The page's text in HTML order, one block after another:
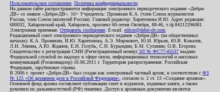
Пользовательское соглашение Политика конфиденциальности
На данном сайте распространяется информация электронного периодического издания «Дебри-
ДВ» со знаком «Дебри-ДВ». 16+ Учредитель: Пронякин К.А. (член Союза журналистов
России, член Союза писателей России). Главный редактор: Харитонова И.Ю. Адрес редакции:
680032, Хабаровский край, Хабаровск, проспект 60-летия Октября, 88-46, т./ф.84212296081.
Электронная приемная: Отправить сообщение . E-mail: editor@debri-dv.com
Редакционный совет электронного периодического издания «Дебри-ДВ» (на общественных
началах): К.А. Пронякин, И.Ю. Харитонова, А.Э. Мирмович, Ю.Н. Юрьев, Ю.В. Ковалев,
Л.Н. Левина, А.Ю. Жданов, Е.Н. Голубь, С.Н. Бурындин, Б.М. Сухинин, О.В. Егорова
Свидетельство о регистрации СМИ (Регистрационный номер) ЭЛ № ФС77-45537 выдано
Федеральной службой по надзору в сфере связи, информационных технологий и массовых
коммуникаций (Роскомнадзор) 16.06.2011 г. Территория распространения: Российская
Федерация, зарубежные страны.
В 2006 г. проект «Дебри-ДВ» был создан как электронный частный архив, в соответствии с ФЗ
№ 125 «Об архивном деле в Российской Федерации» , согласно п. 2 ст. 13 «Создание архивов».
Основной фонд архива составляют публикации газет и журналов, изданные книги, а также
рукописи по дальневосточной (РФ) тематике. Доступ к архивным документам является